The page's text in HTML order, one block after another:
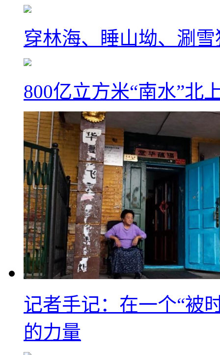
穿林海、睡山坳、涮
800亿立方米“南水”北
记者手记：在一个“被
的力量